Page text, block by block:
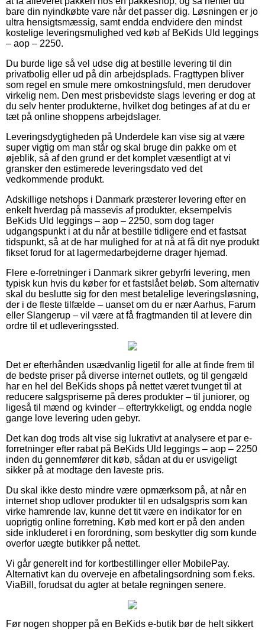
bare din nyindkøbte vare når det passer dig. Løsningen er jo
ultra hensigtsmæssig, samt endda endvidere den mindst
kostelige leveringsmulighed ved køb af BeKids Uld leggings
– aop – 2250.
Du burde lige så vel udse dig at bestille levering til din
privatbolig eller ud på din arbejdsplads. Fragttypen bliver
som regel en smule mere omkostningsfuld, men derudover
virkelig nem. Den mest prisbevidste slags levering er dog at
du selv henter produkterne, hvilket dog betinges af at du er
tæt på online shoppens arbejdslager.
Leveringsdygtigheden på Underdele kan vise sig at være
super vigtig om man står og skal bruge din pakke om et
øjeblik, så af den grund er det komplet væsentligt at vi
gransker den estimerede leveringsdato ved det
vedkommende produkt.
Adskillige netshops i Danmark præsterer levering efter en
enkelt hverdag på massevis af produkter, eksempelvis
BeKids Uld leggings – aop – 2250, som dog tager
udgangspunkt i at du når at bestille tidligere end et fastsat
tidspunkt, så at de har mulighed for at nå at få dit nye produkt
fikset forud for at lagermedarbejderne drager hjemad.
Flere e-forretninger i Danmark sikrer gebyrfri levering, men
typisk kun hvis du køber for et fastslået beløb. Som alternativ
skal du beslutte sig for den mest betalelige leveringsløsning,
der i de fleste tilfælde – uanset om du er nær Aarhus, Farum
eller Slangerup – vil være at få fragtmanden til at levere din
ordre til et udleveringssted.
Det er efterhånden usædvanlig ligetil for alle at finde frem til
de bedste priser på diverse internet outlets, og til gengæld
har en hel del BeKids shops på nettet været tvunget til at
reducere salgspriserne på deres produkter – til juniorer, og
ligeså til mænd og kvinder – eftertrykkeligt, og endda nogle
gange love levering uden gebyr.
Det kan dog trods alt vise sig lukrativt at analysere et par e-
forretninger efter rabat på BeKids Uld leggings – aop – 2250
inden du gennemfører dit køb, sådan at du er usvigeligt
sikker på at modtage den laveste pris.
Du skal ikke desto mindre være opmærksom på, at når en
internet shop udlover produkter til en udsalgspris som kan
virke hamrende lav, kunne det tit være en indikator for en
uoprigtig online forretning. Køb med kort er på den anden
side inkluderet i en forordning, som beskytter dig som kunde
overfor uægte butikker på nettet.
Vi går generelt ind for kortbestillinger eller MobilePay.
Alternativt kan du overveje en afbetalingsordning som f.eks.
ViaBill, forudsat du agter at betale regningen senere.
Før nogen shopper på en BeKids e-butik bør de helt sikkert